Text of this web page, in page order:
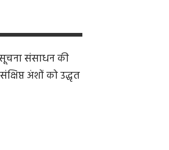
सूचना संसाधन की
अंशों को उद्धृत